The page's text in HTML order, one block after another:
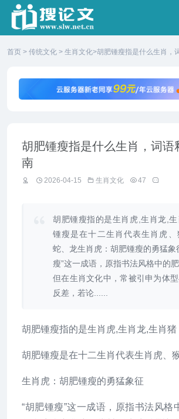
首页 > 传统文化 > 生肖文化>胡肥锺瘦指是什么生肖，
胡肥锺瘦指是什么生肖，词语
南
2026-04-15 生肖文化 47
胡肥锺瘦指的是生肖虎,生肖龙,
锺瘦是在十二生肖代表生肖虎、
蛇、龙生肖虎：胡肥锺瘦的勇猛象
瘦”这一成语，原指书法风格中的肥
但在生肖文化中，常被引申为体
反差，若论......
胡肥锺瘦指的是生肖虎,生肖龙,生肖猪
胡肥锺瘦是在十二生肖代表生肖虎、
生肖虎：胡肥锺瘦的勇猛象征
“胡肥锺瘦”这一成语，原指书法风格